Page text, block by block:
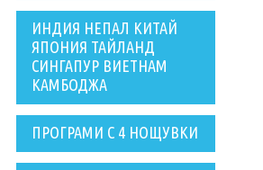
ИНДИЯ НЕПАЛ КИТАЙ
ЯПОНИЯ ТАЙЛАНД
СИНГАПУР ВИЕТНАМ
КАМБОДЖА
ПРОГРАМИ С 4 НОЩУВКИ